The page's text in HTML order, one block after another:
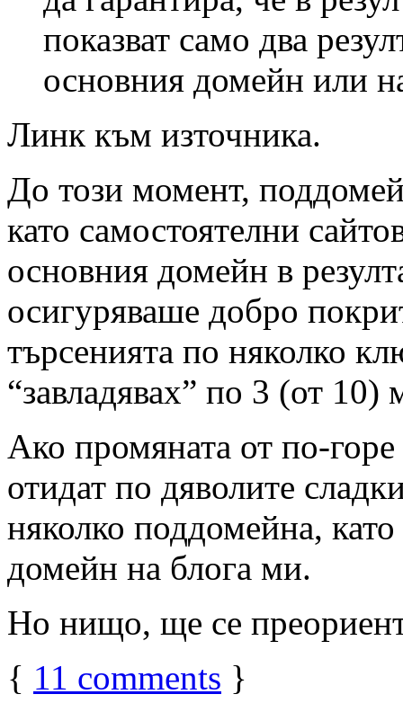
показват само два
основния домейн или
Линк към източника.
До този момент,
като самостоятелни
основния домейн в
осигуряваше добро
търсенията по няколко
“завладявах” по 3 (от 10)
Ако промяната от по-
отидат по дяволите
няколко поддомейна,
домейн на блога ми.
Но нищо, ще се
{ 11 comments }